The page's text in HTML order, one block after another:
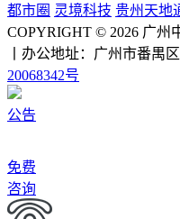
都市圈 灵境科技 贵州天地
COPYRIGHT © 2026 广州
丨办公地址：广州市番禺
20068342号
公告
免费
咨询